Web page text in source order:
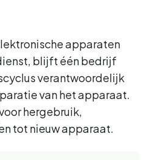
apparaten
blijft één bedrijf
verantwoordelijk
van het apparaat.
hergebruik,
tot nieuw apparaat.